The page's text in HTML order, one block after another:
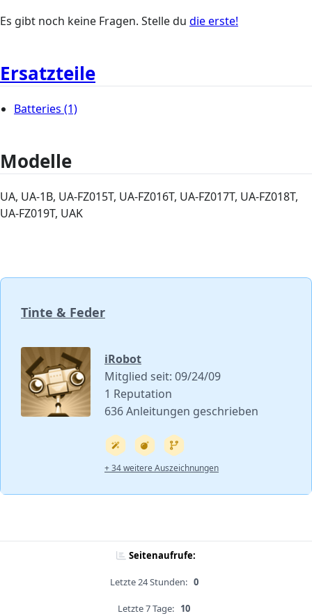
Es gibt noch keine Fragen. Stelle du die erste!
Ersatzteile
Batteries (1)
Modelle
UA, UA-1B, UA-FZ015T, UA-FZ016T, UA-FZ017T, UA-FZ018T,
UA-FZ019T, UAK
Tinte & Feder
iRobot
Mitglied seit: 09/24/09
1 Reputation
636 Anleitungen geschrieben
+ 34 weitere Auszeichnungen
Seitenaufrufe:
Letzte 24 Stunden: 0
Letzte 7 Tage: 10